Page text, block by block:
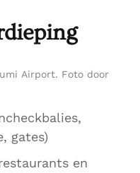
Airport. Foto door
gates)
en